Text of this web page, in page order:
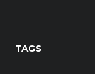
TAGS